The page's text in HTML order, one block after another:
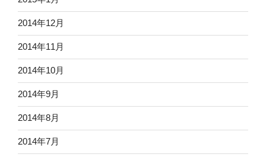
2014年12月
2014年11月
2014年10月
2014年9月
2014年8月
2014年7月